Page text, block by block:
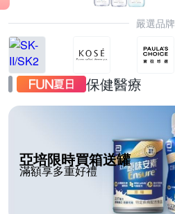
嚴選品牌
保健醫療
亞培限時買箱送罐
滿額享多重好禮